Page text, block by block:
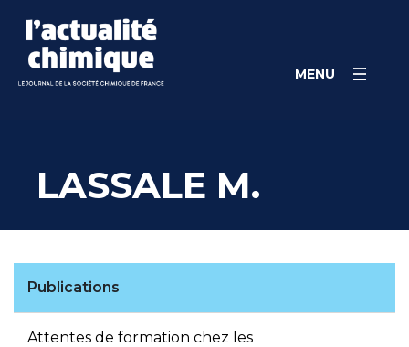
content
MENU
LASSALE M.
Publications
Attentes de formation chez les